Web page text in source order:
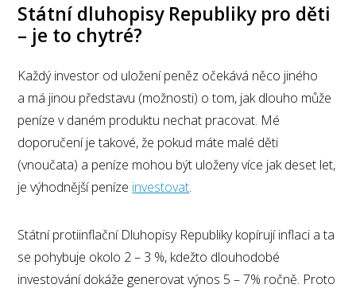
Státní dluhopisy Republiky pro děti
– je to chytré?
Každý investor od uložení peněz očekává něco jiného
a má jinou představu (možnosti) o tom, jak dlouho může
peníze v daném produktu nechat pracovat. Mé
doporučení je takové, že pokud máte malé děti
(vnoučata) a peníze mohou být uloženy více jak deset let,
je výhodnější peníze investovat.
Státní protiinflační Dluhopisy Republiky kopírují inflaci a ta
se pohybuje okolo 2 – 3 %, kdežto dlouhodobé
investování dokáže generovat výnos 5 – 7% ročně. Proto